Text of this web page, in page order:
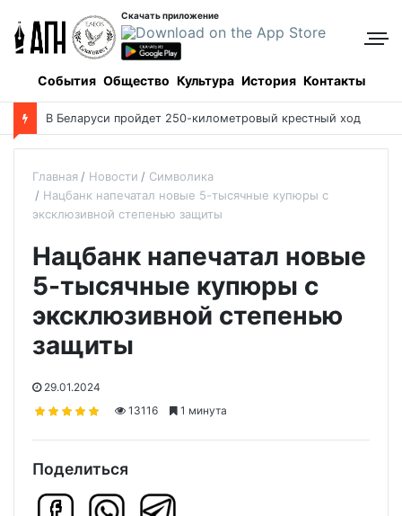
Скачать приложение
События Общество Культура История Контакты
В Беларуси пройдет 250-километровый крестный ход
Главная Новости
Символика
Нацбанк напечатал новые 5-тысячные купюры с
эксклюзивной степенью защиты
Нацбанк напечатал новые
5-тысячные купюры с
эксклюзивной степенью
защиты
29.01.2024
13116
1 минута
Поделиться